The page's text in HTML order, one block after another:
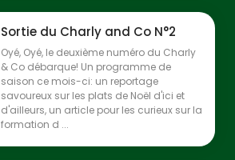
Sortie du Charly and Co N°2
Oyé, Oyé, le deuxième numéro du Charly
& Co débarque! Un programme de
saison ce mois-ci: un reportage
savoureux sur les plats de Noël d'ici et
d'ailleurs, un article pour les curieux sur la
formation d ...